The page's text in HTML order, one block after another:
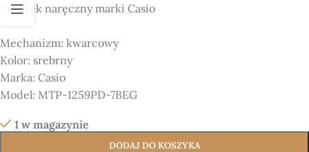
Zegarek naręczny marki Casio
Mechanizm: kwarcowy
Kolor: srebrny
Marka: Casio
Model: MTP-1259PD-7BEG
1 w magazynie
DODAJ DO KOSZYKA